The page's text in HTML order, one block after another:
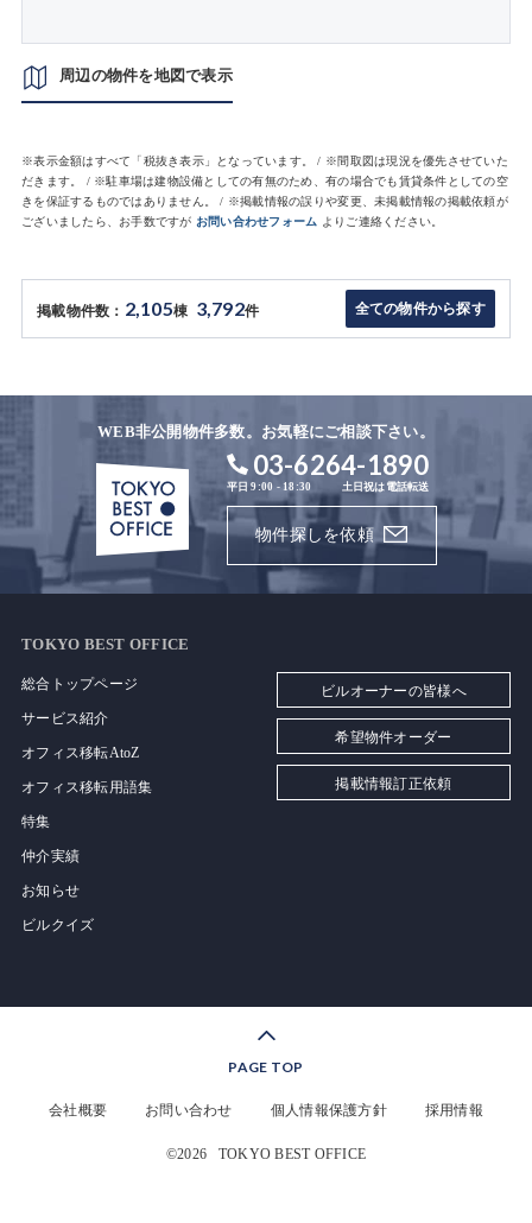
周辺の物件を地図で表示
※表示金額はすべて「税抜き表示」となっています。 / ※間取図は現況を優先させていた
だきます。 / ※駐車場は建物設備としての有無のため、有の場合でも賃貸条件としての空
きを保証するものではありません。 / ※掲載情報の誤りや変更、未掲載情報の掲載依頼が
ございましたら、お手数ですが お問い合わせフォーム よりご連絡ください。
掲載物件数： 2,105棟 3,792件 全ての物件から探す
WEB非公開物件多数。お気軽にご相談下さい。
03-6264-1890
平日 9:00 - 18:30 土日祝は電話転送
物件探しを依頼
TOKYO BEST OFFICE
総合トップページ
サービス紹介
オフィス移転AtoZ
オフィス移転用語集
特集
仲介実績
お知らせ
ビルクイズ
ビルオーナーの皆様へ
希望物件オーダー
掲載情報訂正依頼
PAGE TOP
会社概要 お問い合わせ 個人情報保護方針 採用情報
©2026 TOKYO BEST OFFICE